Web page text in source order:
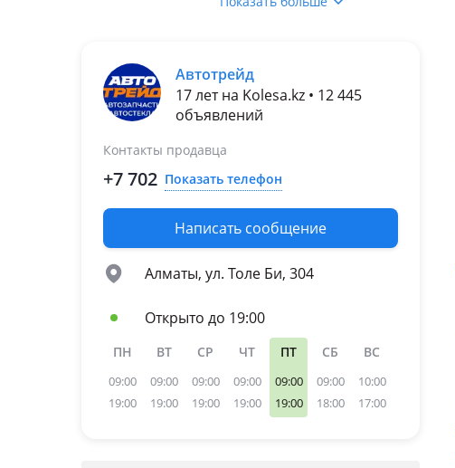
(N/KZN1/VZN1)
1983 - 1988 4 поколение
(N5/N6)
(N1)
Toyota Land Cruiser
1960 - 1984 J40/J50
Автотрейд
17 лет на Kolesa.kz • 12 445
объявлений
Контакты продавца
+7 702 Показать телефон
Написать сообщение
Алматы, ул. Толе Би, 304
Открыто до 19:00
ПН
09:00
19:00
ВТ
09:00
19:00
СР
09:00
19:00
ЧТ
09:00
19:00
ПТ
09:00
19:00
СБ
09:00
18:00
ВС
10:00
17:00